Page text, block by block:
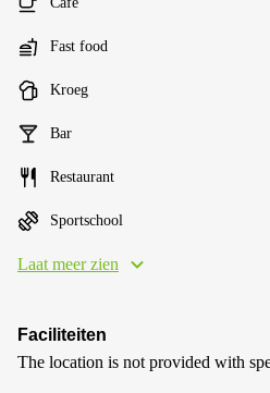
Fast food
Kroeg
Bar
Restaurant
Sportschool
Laat meer zien
Faciliteiten
The location is not provided with